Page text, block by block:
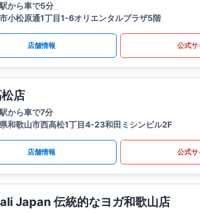
から車で5分
小松原通1丁目1-6オリエンタルプラザ5階
店舗情報 公式サ
店
から車で7分
和歌山市西高松1丁目4-23和田ミシンビル2F
店舗情報 公式サ
Japan 伝統的なヨガ和歌山店